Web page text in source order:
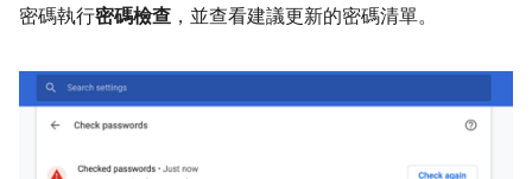
密碼執行密碼檢查 ，並查看建議更新的密碼清單。